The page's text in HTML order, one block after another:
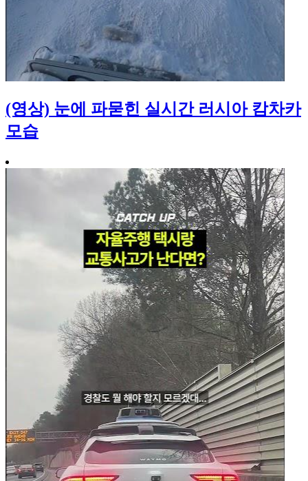
(영상) 눈에 파묻힌 실시간 러시아 캄차카
모습